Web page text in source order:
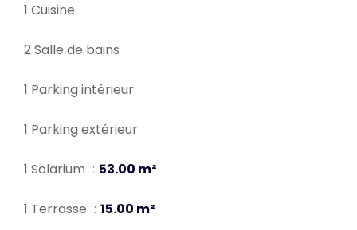
1 Cuisine
2 Salle de bains
1 Parking intérieur
1 Parking extérieur
1 Solarium 53.00 m²
1 Terrasse 15.00 m²